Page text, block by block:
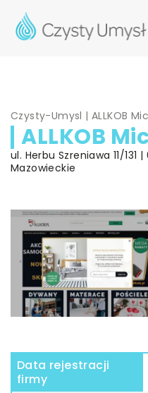
Czysty-Umysl |ALLKOB
ALLKOB
ul. Herbu Szreniawa 11/131
Mazowieckie
Data rejestracji
firmy